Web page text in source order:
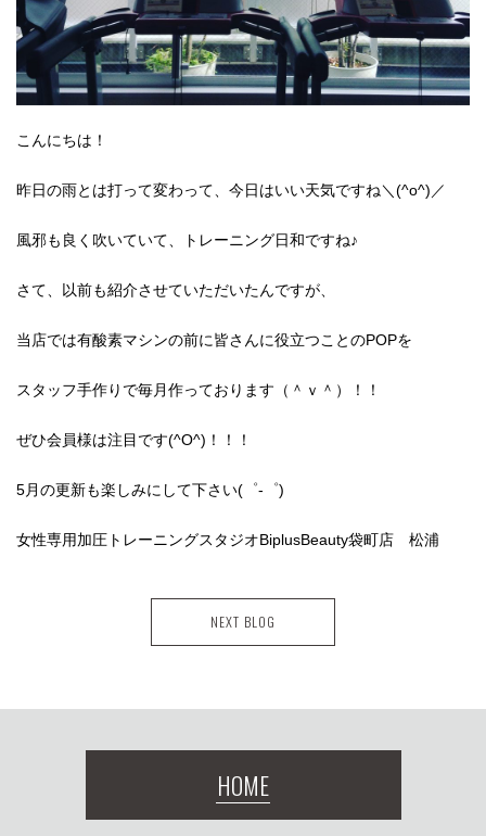
こんにちは！
昨日の雨とは打って変わって、今日はいい天気ですね＼(^o^)／
風邪も良く吹いていて、トレーニング日和ですね♪
さて、以前も紹介させていただいたんですが、
当店では有酸素マシンの前に皆さんに役立つことのPOPを
スタッフ手作りで毎月作っております（＾ｖ＾）！！
ぜひ会員様は注目です(^O^)！！！
5月の更新も楽しみにして下さい(゜-゜)
女性専用加圧トレーニングスタジオBiplusBeauty袋町店 松浦
NEXT BLOG
HOME